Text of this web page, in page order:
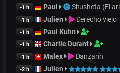
-1 h Paul Shusheta (El
-1 h Julien Derecho viejo
-1 h Paul Kuhn
-1 h Charlie Durant
-1 h Malex Danzarín
-2 h Julien